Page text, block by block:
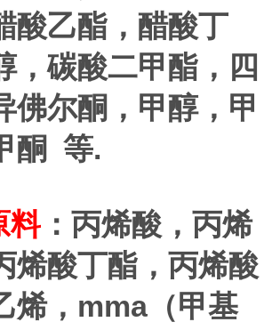
酸乙酯，醋酸丁
，碳酸二甲酯，四
佛尔酮，甲醇，甲
酮 等.
料 ：丙烯酸，丙烯
烯酸丁酯，丙烯酸
烯， mma （甲基